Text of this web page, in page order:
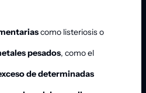
como listeriosis o
pesados, como el
de determinadas